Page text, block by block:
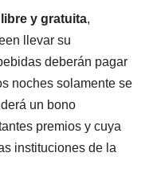
y gratuita,
llevar su
deberán pagar
noches solamente se
un bono
premios y cuya
instituciones de la